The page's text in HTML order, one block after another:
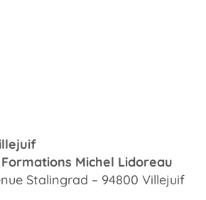
Formations Michel Lidoreau
Stalingrad – 94800 Villejuif